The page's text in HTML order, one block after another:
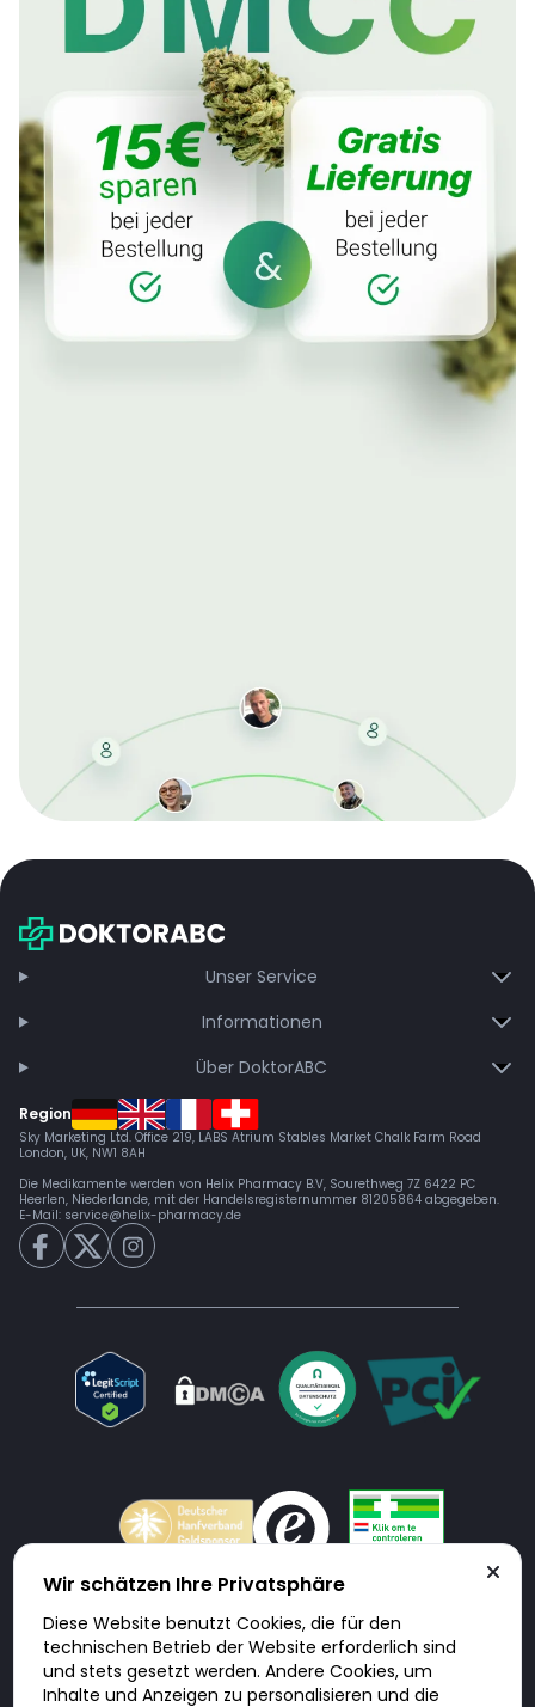
bei jeder Bestellung, erhalten schnelle Lieferung und
Unser Service
Informationen
Über DoktorABC
Region
Sky Marketing Ltd. Office 219, LABS Atrium Stables Market Chalk Farm Road
London, UK, NW1 8AH
Die Medikamente werden von Helix Pharmacy B.V, Sourethweg 7Z 6422 PC
Heerlen, Niederlande, mit der Handelsregisternummer 81205864 abgegeben.
E-Mail: service@helix-pharmacy.de
Doktorabc.com ist eine Vermittlungsplattform. Doktorabc ist ausdrücklich
keine Internetapotheke. Doktorabc bietet keine Medikamente oder
sonstige Produkte an oder liefert diese. Jegliche Informationen zu
Produkten, Medikamenten und Preisen auf der Internetseite beinhalten
kein Angebot von Doktorabc an Sie. Für die Einhaltung der in Ihrem Land
Wir schätzen Ihre Privatsphäre
Diese Website benutzt Cookies, die für den
technischen Betrieb der Website erforderlich sind
und stets gesetzt werden. Andere Cookies, um
Inhalte und Anzeigen zu personalisieren und die